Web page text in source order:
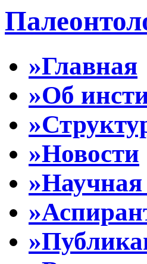
»Главная
»Об
»Новости
»Научная